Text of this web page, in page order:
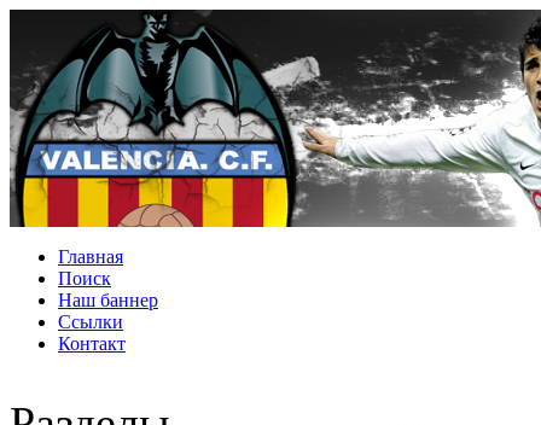
Главная
Поиск
Наш баннер
Ссылки
Контакт